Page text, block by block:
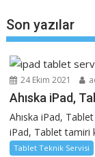
Son yazılar
24 Ekim 2021
Ahıska iPad,
Ahıska iPad,
iPad, Tablet tamiri
Tablet Teknik Servisi